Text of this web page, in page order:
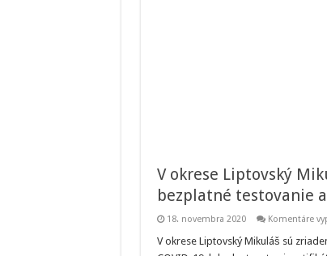
V okrese Liptovský
bezplatné testovanie
18. novembra 2020 Komentáre
V okrese Liptovský Mikuláš sú